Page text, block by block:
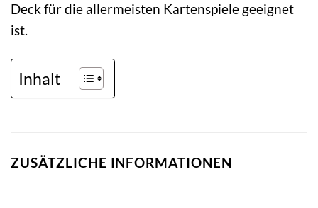
Deck für die allermeisten Kartenspiele geeignet
ist.
Inhalt
ZUSÄTZLICHE INFORMATIONEN